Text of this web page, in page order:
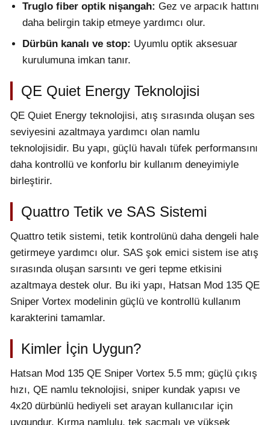
Truglo fiber optik nişangah: Gez ve arpacık hattını
daha belirgin takip etmeye yardımcı olur.
Dürbün kanalı ve stop: Uyumlu optik aksesuar
kurulumuna imkan tanır.
QE Quiet Energy Teknolojisi
QE Quiet Energy teknolojisi, atış sırasında oluşan ses
seviyesini azaltmaya yardımcı olan namlu
teknolojisidir. Bu yapı, güçlü havalı tüfek performansını
daha kontrollü ve konforlu bir kullanım deneyimiyle
birleştirir.
Quattro Tetik ve SAS Sistemi
Quattro tetik sistemi, tetik kontrolünü daha dengeli hale
getirmeye yardımcı olur. SAS şok emici sistem ise atış
sırasında oluşan sarsıntı ve geri tepme etkisini
azaltmaya destek olur. Bu iki yapı, Hatsan Mod 135 QE
Sniper Vortex modelinin güçlü ve kontrollü kullanım
karakterini tamamlar.
Kimler İçin Uygun?
Hatsan Mod 135 QE Sniper Vortex 5.5 mm; güçlü çıkış
hızı, QE namlu teknolojisi, sniper kundak yapısı ve
4x20 dürbünlü hediyeli set arayan kullanıcılar için
uygundur. Kırma namlulu, tek saçmalı ve yüksek